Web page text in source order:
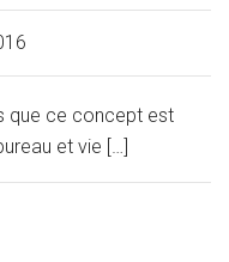
que ce concept est
et vie […]